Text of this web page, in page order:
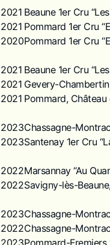
2021 Beaune 1er Cru
2021 Pommard 1er Cru
2020Pommard 1er Cru
2021 Beaune 1er Cru
2021 Gevery-
2021 Pommard,
2023Chassagne-
2023Santenay 1er Cru
2022Marsannay “Au
2022Savigny-lès-
2023Chassagne-
2022Chassagne-
2023Pommard-Fremiers